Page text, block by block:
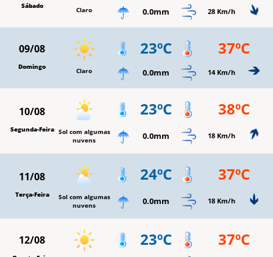
Sábado Claro 0.0mm 28 Km/h
09/08
Domingo Claro
23ºC 37ºC
0.0mm 14 Km/h
10/08
Segunda-Feira Sol com algumas
nuvens
23ºC 38ºC
0.0mm 18 Km/h
11/08
Terça-Feira
Sol com algumas
nuvens
24ºC 37ºC
0.0mm 18 Km/h
12/08 23ºC 37ºC